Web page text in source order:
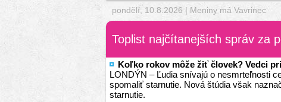
pondělí, 10.8.2026 | Meniny má Vavrinec
Toplist najčítanejších správ za
Koľko rokov môže žiť človek? Vedci
LONDÝN – Ľudia snívajú o nesmrteľnosti
spomaliť starnutie. Nová štúdia však
starnutie.